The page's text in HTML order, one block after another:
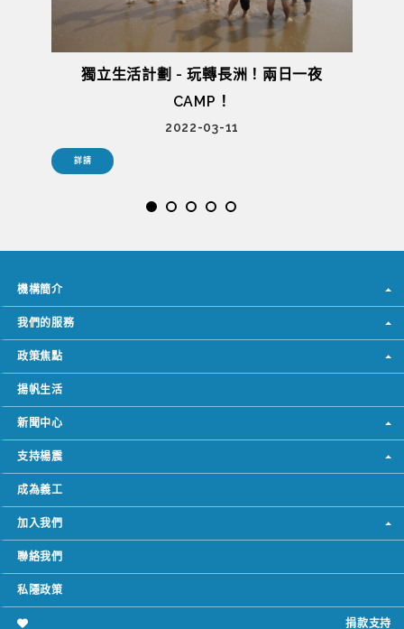
獨立生活計劃 - 玩轉長洲！兩日一夜
CAMP！
2022-03-11
詳請
機構簡介
我們的服務
政策焦點
揚帆生活
新聞中心
支持楊震
成為義工
加入我們
聯絡我們
私隱政策
捐款支持